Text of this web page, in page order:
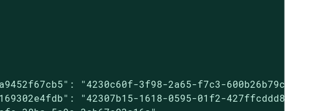
"4230c60f-3f98-2a65-f7c3-600b26b79c22",
"42307b15-1618-0595-01f2-427ffcddd88e",